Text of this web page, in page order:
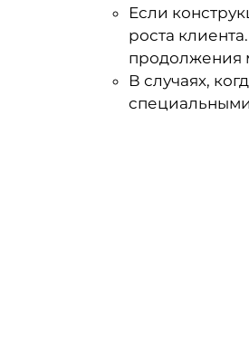
Если
роста
продолжения
В случаях,